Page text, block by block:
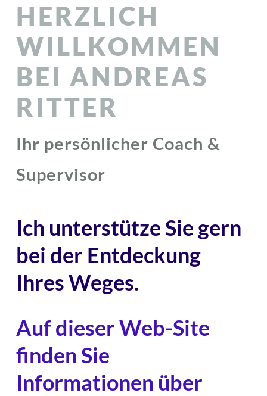
HERZLICH
WILLKOMMEN
BEI ANDREAS
RITTER
Ihr persönlicher Coach &
Supervisor
Ich unterstütze Sie gern
bei der Entdeckung
Ihres Weges.
Auf dieser Web-Site
finden Sie
Informationen über